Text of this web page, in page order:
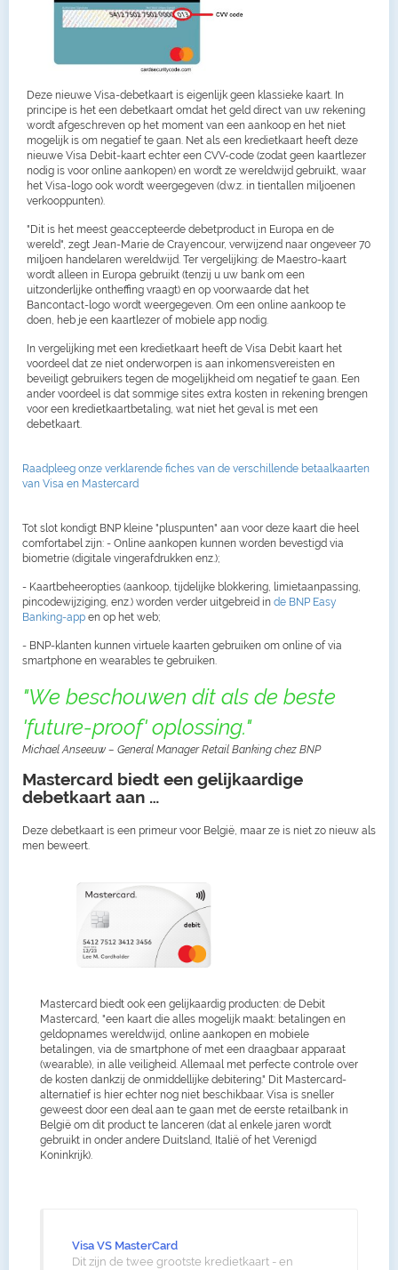
Deze nieuwe Visa-debetkaart is eigenlijk geen klassieke kaart. In
principe is het een debetkaart omdat het geld direct van uw rekening
wordt afgeschreven op het moment van een aankoop en het niet
mogelijk is om negatief te gaan. Net als een kredietkaart heeft deze
nieuwe Visa Debit-kaart echter een CVV-code (zodat geen kaartlezer
nodig is voor online aankopen) en wordt ze wereldwijd gebruikt, waar
het Visa-logo ook wordt weergegeven (d.w.z. in tientallen miljoenen
verkooppunten).
"Dit is het meest geaccepteerde debetproduct in Europa en de
wereld", zegt Jean-Marie de Crayencour, verwijzend naar ongeveer 70
miljoen handelaren wereldwijd. Ter vergelijking: de Maestro-kaart
wordt alleen in Europa gebruikt (tenzij u uw bank om een
uitzonderlijke ontheffing vraagt) en op voorwaarde dat het
Bancontact-logo wordt weergegeven. Om een online aankoop te
doen, heb je een kaartlezer of mobiele app nodig.
In vergelijking met een kredietkaart heeft de Visa Debit kaart het
voordeel dat ze niet onderworpen is aan inkomensvereisten en
beveiligt gebruikers tegen de mogelijkheid om negatief te gaan. Een
ander voordeel is dat sommige sites extra kosten in rekening brengen
voor een kredietkaartbetaling, wat niet het geval is met een
debetkaart.
Raadpleeg onze verklarende fiches van de verschillende betaalkaarten
van Visa en Mastercard
Tot slot kondigt BNP kleine "pluspunten" aan voor deze kaart die heel
comfortabel zijn: - Online aankopen kunnen worden bevestigd via
biometrie (digitale vingerafdrukken enz.);
- Kaartbeheeropties (aankoop, tijdelijke blokkering, limietaanpassing,
pincodewijziging, enz.) worden verder uitgebreid in de BNP Easy
Banking-app en op het web;
- BNP-klanten kunnen virtuele kaarten gebruiken om online of via
smartphone en wearables te gebruiken.
"We beschouwen dit als de beste
'future-proof' oplossing."
Michael Anseeuw – General Manager Retail Banking chez BNP
Mastercard biedt een gelijkaardige
debetkaart aan …
Deze debetkaart is een primeur voor België, maar ze is niet zo nieuw als
men beweert.
Mastercard biedt ook een gelijkaardig producten: de Debit
Mastercard, "een kaart die alles mogelijk maakt: betalingen en
geldopnames wereldwijd, online aankopen en mobiele
betalingen, via de smartphone of met een draagbaar apparaat
(wearable), in alle veiligheid. Allemaal met perfecte controle over
de kosten dankzij de onmiddellijke debitering." Dit Mastercard-
alternatief is hier echter nog niet beschikbaar. Visa is sneller
geweest door een deal aan te gaan met de eerste retailbank in
België om dit product te lanceren (dat al enkele jaren wordt
gebruikt in onder andere Duitsland, Italië of het Verenigd
Koninkrijk).
Visa VS MasterCard
Dit zijn de twee grootste kredietkaart - en